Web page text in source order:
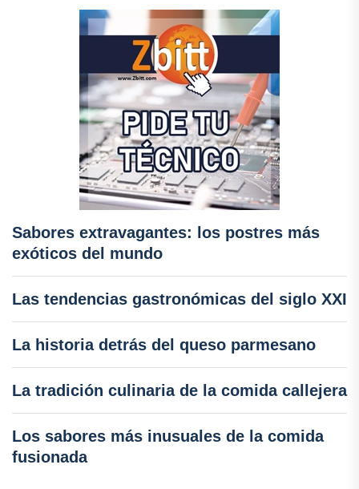
Sabores extravagantes: los postres más
exóticos del mundo
Las tendencias gastronómicas del siglo XXI
La historia detrás del queso parmesano
La tradición culinaria de la comida callejera
Los sabores más inusuales de la comida
fusionada